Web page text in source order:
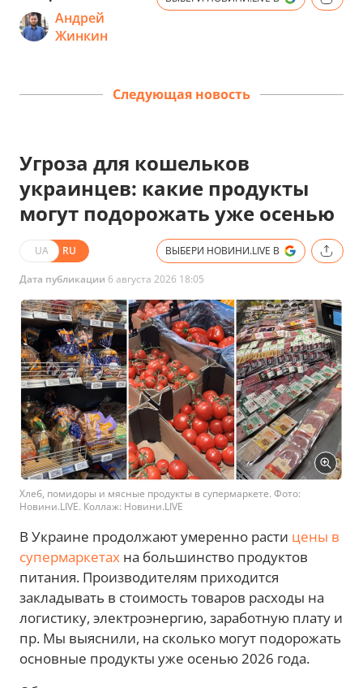
Андрей
Жинкин
Следующая новость
Угроза для кошельков
украинцев: какие продукты
могут подорожать уже осенью
UA RU ВЫБЕРИ НОВИНИ.LIVE В
Дата публикации 6 августа 2026 18:05
Хлеб, помидоры и мясные продукты в супермаркете. Фото:
Новини.LIVE. Коллаж: Новини.LIVE
В Украине продолжают умеренно расти цены в
супермаркетах на большинство продуктов
питания. Производителям приходится
закладывать в стоимость товаров расходы на
логистику, электроэнергию, заработную плату и
пр. Мы выяснили, на сколько могут подорожать
основные продукты уже осенью 2026 года.